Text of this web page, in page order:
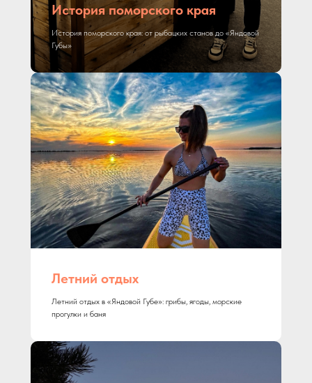
История поморского края
История поморского края: от рыбацких станов до «Яндовой
Губы»
Летний отдых
Летний отдых в «Яндовой Губе»: грибы, ягоды, морские
прогулки и баня